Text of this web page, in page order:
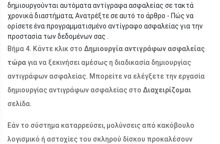
δημιουργούνται αυτόματα αντίγραφα ασφαλείας σε τακτά
χρονικά διαστήματα; Ανατρέξτε σε αυτό το άρθρο - Πώς να
ορίσετε ένα προγραμματισμένο αντίγραφο ασφαλείας για την
προστασία των δεδομένων σας .
Βήμα 4. Κάντε κλικ στο Δημιουργία αντιγράφων ασφαλείας
τώραγια να ξεκινήσει αμέσως η διαδικασία δημιουργίας
αντιγράφων ασφαλείας. Μπορείτε να ελέγξετε την εργασία
δημιουργίας αντιγράφων ασφαλείας στο Διαχειρίζομαι
σελίδα.
Εάν το σύστημα καταρρεύσει, μολύνσεις από κακόβουλο
λογισμικό ή αστοχίες του σκληρού δίσκου προκαλέσουν